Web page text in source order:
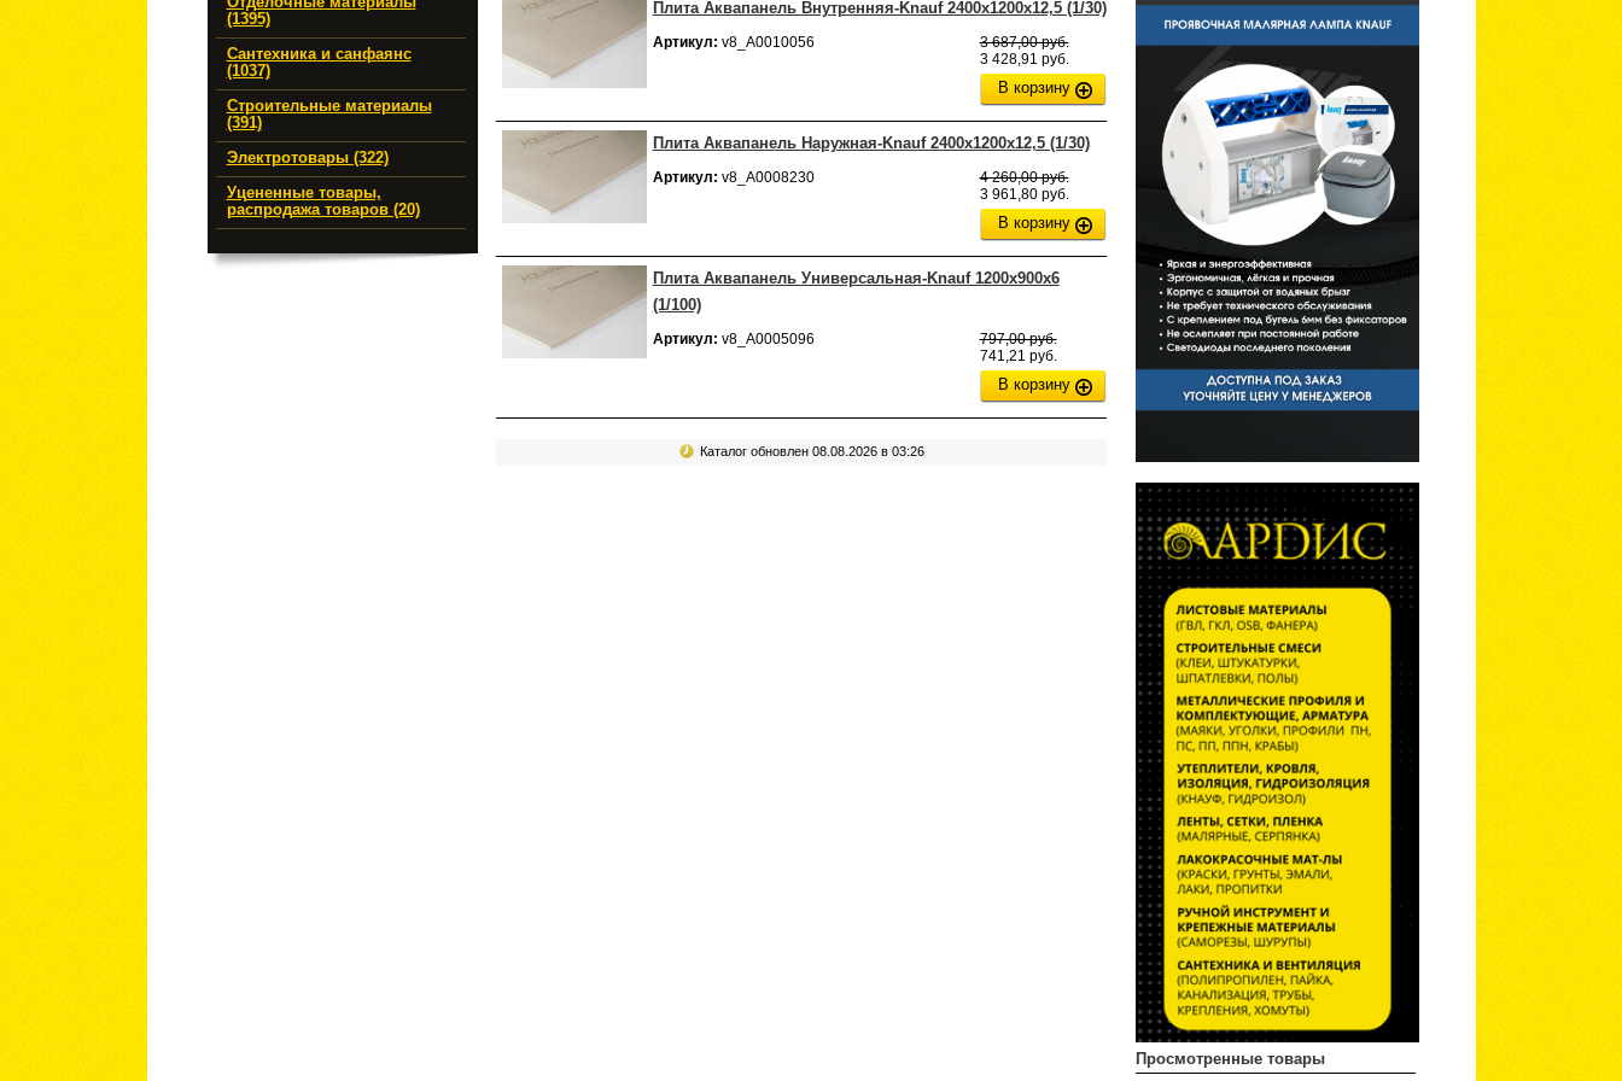
Просмотренные товары
(1395)
Сантехника и санфаянс
(1037)
Строительные материалы
(391)
Электротовары (322)
Уцененные товары,
распродажа товаров (20)
Плита Аквапанель Внутренняя-Knauf 2400х1200х12,5 (1/30)
Артикул: v8_А0010056
3 687,00 руб.
3 428,91 руб.
В корзину
Плита Аквапанель Наружная-Knauf 2400х1200х12,5 (1/30)
Артикул: v8_А0008230
4 260,00 руб.
3 961,80 руб.
В корзину
Плита Аквапанель Универсальная-Knauf 1200х900х6
(1/100)
Артикул: v8_А0005096
797,00 руб.
741,21 руб.
В корзину
Каталог обновлен 08.08.2026 в 03:26